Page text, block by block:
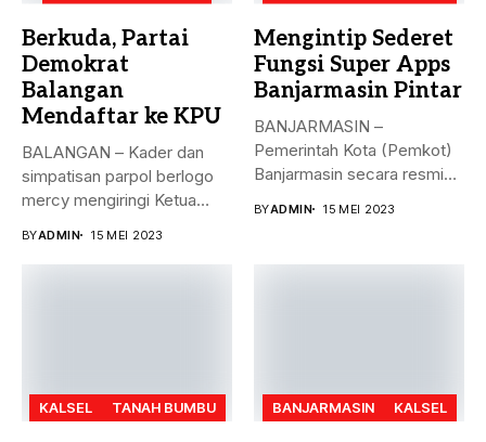
Berkuda, Partai
Demokrat
Balangan
Mendaftar ke KPU
BALANGAN – Kader dan
simpatisan parpol berlogo
mercy mengiringi Ketua
BYADMIN 15 MEI 2023
Mengintip Sederet
Fungsi Super Apps
Banjarmasin Pintar
BANJARMASIN –
Pemerintah Kota (Pemkot)
Banjarmasin secara resmi
BYADMIN 15 MEI 2023
KALSEL TANAH BUMBU BANJARMASIN KALSEL